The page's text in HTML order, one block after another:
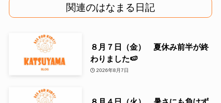
関連のはなまる日記
８月７日（金） 夏休み前半が終
わりました🍉
2026年8月7日